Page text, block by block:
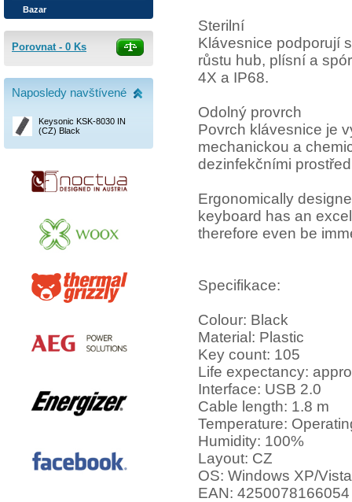
Sterilní
Klávesnice podporují
růstu hub, plísní a
4X a IP68.
Odolný provrch
Povrch klávesnice je
mechanickou a
dezinfekčními
Ergonomically
keyboard has an
therefore even be
Specifikace:
Colour: Black
Material: Plastic
Key count: 105
Life expectancy:
Interface: USB 2.0
Cable length: 1.8 m
Temperature:
Humidity: 100%
Layout: CZ
OS: Windows XP/
EAN: 4250078166054
Bazar
Porovnat - 0 Ks
Naposledy navštívené
Keysonic KSK-8030 IN
(CZ) Black